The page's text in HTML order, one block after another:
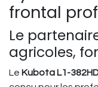
frontal
Le
agricoles,
Le Kubota L1-